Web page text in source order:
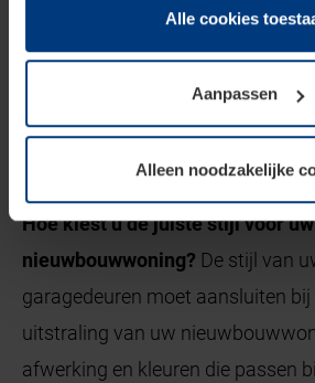
Juridisch zijn wij gerechtigd om
onze pagina's absoluut noodzakelijk
soorten cookies is uw toestemming
toestemming kunt u op elk moment
wijzigen of herroepen.
Alle cookies
Aanpassen
Alleen noodzakelijke
Bij het kiezen van openslaande
uw nieuwbouwwoning zijn er
aspecten waarmee u rekening
Hieronder geven wij enkele tips
juiste openslaande garagedeuren
Hoe kiest u de juiste stijl voor uw
nieuwbouwwoning? De stijl van
garagedeuren moet aansluiten
uitstraling van uw
afwerking en kleuren die passen